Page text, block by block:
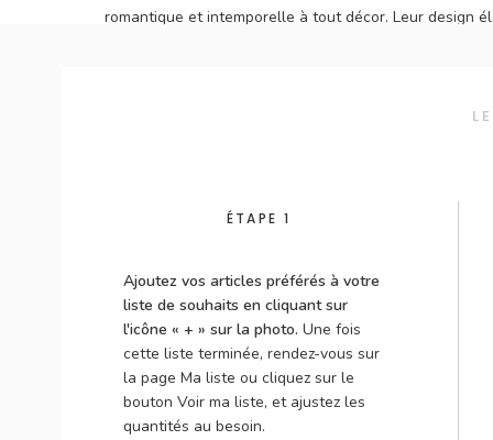
romantique et intemporelle à tout décor. Leur design
ou un espace cocktail. Utilisés seuls ou en duo de
Un choix sûr pour ajouter du caractère et de la
Dimensions:3 2/15 x 3 2/15 x 6 2/15
Ajouter à ma liste
Ajoutez vos articles préférés à votre
liste de souhaits en cliquant sur
l'icône « + » sur la photo. Une fois
cette liste terminée, rendez-vous sur
la page Ma liste ou cliquez sur le
bouton Voir ma liste, et ajustez les
quantités au besoin.
ÉTAPE 1